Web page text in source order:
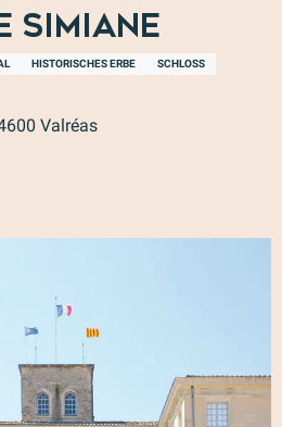
Simiane
HISTORISCHES ERBE
SCHLOSS
Valréas